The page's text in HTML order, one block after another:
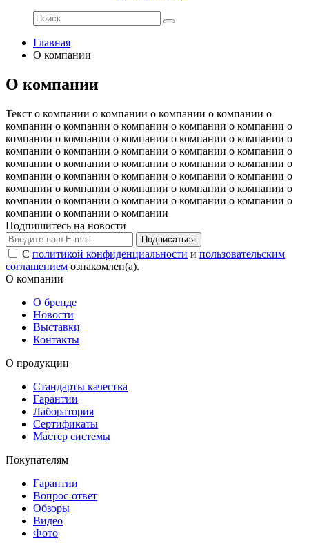
Главная
О компании
О компании
Текст о компании о компании о компании о компании о
компании о компании о компании о компании о компании о
компании о компании о компании о компании о компании о
компании о компании о компании о компании о компании о
компании о компании о компании о компании о компании о
компании о компании о компании о компании о компании о
компании о компании о компании о компании о компании о
компании о компании о компании о компании о компании о
компании о компании о компании
Подпишитесь на новости
Подписаться
С политикой конфиденциальности и пользовательским
соглашением ознакомлен(а).
О компании
О бренде
Новости
Выставки
Контакты
О продукции
Стандарты качества
Гарантии
Лаборатория
Сертификаты
Мастер системы
Покупателям
Гарантии
Вопрос-ответ
Обзоры
Видео
Фото